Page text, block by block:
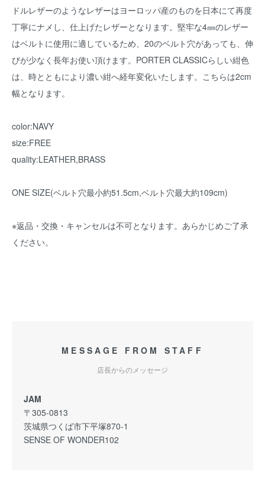
ドルレザーのようなレザーはヨーロッパ産のものを日本にて再度
丁寧にナメし、仕上げたレザーとなります。堅牢な4㎜のレザー
はベルトに使用に適しているため、20のベルト穴があっても、伸
びが少なく長年お使い頂けます。PORTER CLASSICらしい紺色
は、時とともにより濃い紺へ経年変化いたします。こちらは2cm
幅となります。
color:NAVY
size:FREE
quality:LEATHER,BRASS
ONE SIZE(ベルト穴最小約51.5cm,ベルト穴最大約109cm)
※返品・交換・キャンセルは不可となります。あらかじめご了承
ください。
MESSAGE FROM STAFF
店長からのメッセージ
JAM
〒305-0813
茨城県つくば市下平塚870-1
SENSE OF WONDER102